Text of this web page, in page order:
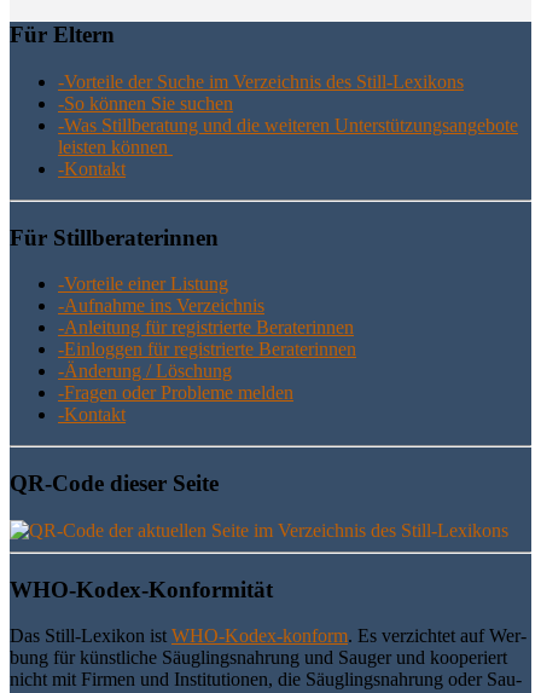
Für Eltern
-Vor­tei­le der Suche im Ver­zeich­nis des Still-Lexikons
-So kön­nen Sie suchen
-Was Still­be­ra­tung und die wei­te­ren Unter­stüt­zungs­an­ge­bo­te
leis­ten können
-Kon­takt
Für Still­be­ra­te­rin­nen
-Vor­tei­le einer Listung
-Auf­nah­me ins Verzeichnis
-Anlei­tung für regis­trier­te Beraterinnen
-Ein­log­gen für regis­trier­te Beraterinnen
-Ände­rung / Löschung
-Fra­gen oder Pro­ble­me melden
-Kon­takt
QR-Code die­ser Seite
WHO-Kodex-Kon­for­mi­tät
Das Still-Lexi­kon ist WHO-Kodex-kon­form. Es ver­zich­tet auf Wer­
bung für künst­li­che Säug­lings­nah­rung und Sau­ger und koope­riert
nicht mit Fir­men und Insti­tu­tio­nen, die Säug­lings­nah­rung oder Sau­